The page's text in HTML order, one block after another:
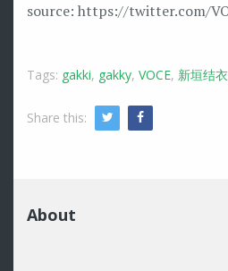
source: https://twitter.com/
Tags: gakki, gakky, VOCE, 新垣结衣
Share this: Twitter
About